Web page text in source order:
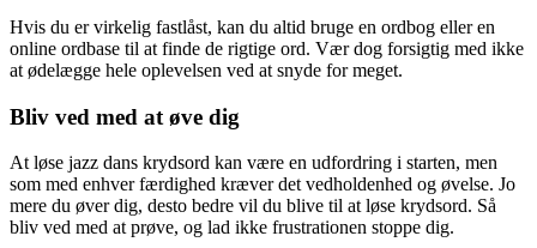
Hvis du er virkelig fastlåst, kan du altid bruge en ordbog eller en
online ordbase til at finde de rigtige ord. Vær dog forsigtig med ikke
at ødelægge hele oplevelsen ved at snyde for meget.
Bliv ved med at øve dig
At løse jazz dans krydsord kan være en udfordring i starten, men
som med enhver færdighed kræver det vedholdenhed og øvelse. Jo
mere du øver dig, desto bedre vil du blive til at løse krydsord. Så
bliv ved med at prøve, og lad ikke frustrationen stoppe dig.